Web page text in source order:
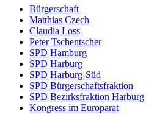
Bürgerschaft
Matthias Czech
Claudia Loss
Peter Tschentscher
SPD Hamburg
SPD Harburg
SPD Harburg-Süd
SPD Bürgerschaftsfraktion
SPD Bezirksfraktion Harburg
Kongress im Europarat